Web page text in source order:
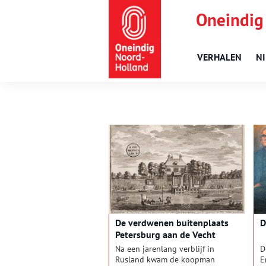
VERHALEN
De verdwenen buitenplaats
Petersburg aan de Vecht
Na een jarenlang verblijf in
Rusland kwam de koopman